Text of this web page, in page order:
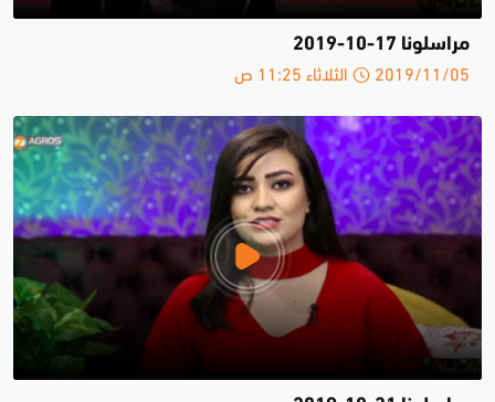
مراسلونا 17-10-2019
2019/11/05 الثلاثاء 11:25 ص